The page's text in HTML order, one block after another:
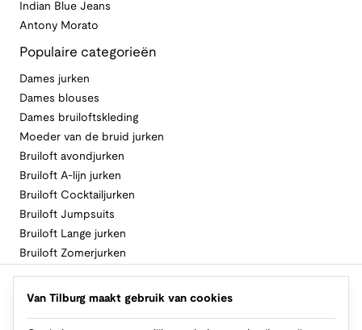
Indian Blue Jeans
Antony Morato
Populaire categorieën
Dames jurken
Dames blouses
Dames bruiloftskleding
Moeder van de bruid jurken
Bruiloft avondjurken
Bruiloft A-lijn jurken
Bruiloft Cocktailjurken
Bruiloft Jumpsuits
Bruiloft Lange jurken
Bruiloft Zomerjurken
Volg Van Tilburg
Van Tilburg maakt gebruik van cookies